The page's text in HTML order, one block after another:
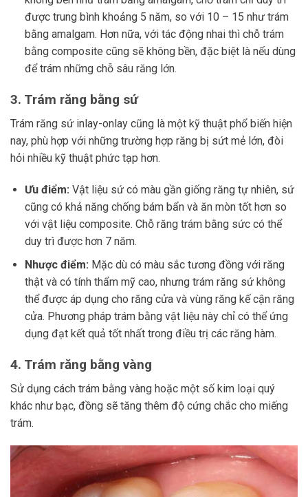
được trung bình khoảng 5 năm, so với 10 – 15 như trám
bằng amalgam. Hơn nữa, với tác động nhai thì chỗ trám
bằng composite cũng sẽ không bền, đặc biệt là nếu dùng
để trám những chỗ sâu răng lớn.
3. Trám răng bằng sứ
Trám răng sứ inlay-onlay cũng là một kỹ thuật phổ biến hiện
nay, phù hợp với những trường hợp răng bị sứt mẻ lớn, đòi
hỏi nhiều kỹ thuật phức tạp hơn.
Ưu điểm: Vật liệu sứ có màu gần giống răng tự nhiên, sứ
cũng có khả năng chống bám bẩn và ăn mòn tốt hơn so
với vật liệu composite. Chỗ răng trám bằng sức có thể
duy trì được hơn 7 năm.
Nhược điểm: Mặc dù có màu sắc tương đồng với răng
thật và có tính thẩm mỹ cao, nhưng trám răng sứ không
thể được áp dụng cho răng cửa và vùng răng kế cận răng
cửa. Phương pháp trám bằng vật liệu này chỉ có thể ứng
dụng đạt kết quả tốt nhất trong điều trị các răng hàm.
4. Trám răng bằng vàng
Sử dụng cách trám bằng vàng hoặc một số kim loại quý
khác như bạc, đồng sẽ tăng thêm độ cứng chắc cho miếng
trám.